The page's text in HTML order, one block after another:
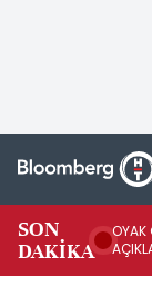
SON
DAKİKA
OYAK